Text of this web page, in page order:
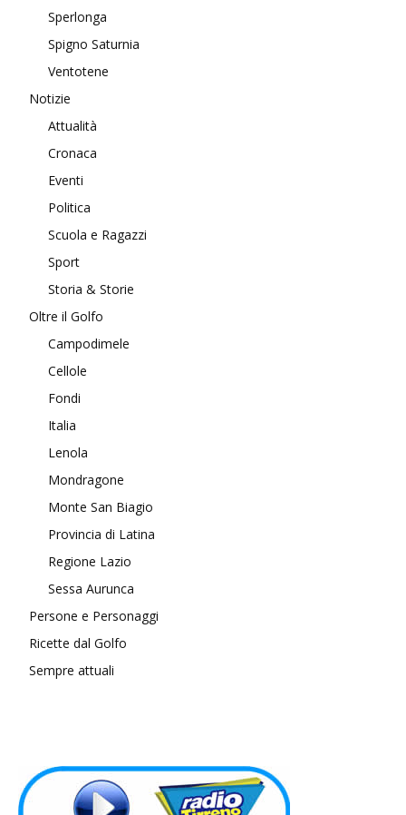
Sperlonga
Spigno Saturnia
Ventotene
Notizie
Attualità
Cronaca
Eventi
Politica
Scuola e Ragazzi
Sport
Storia & Storie
Oltre il Golfo
Campodimele
Cellole
Fondi
Italia
Lenola
Mondragone
Monte San Biagio
Provincia di Latina
Regione Lazio
Sessa Aurunca
Persone e Personaggi
Ricette dal Golfo
Sempre attuali